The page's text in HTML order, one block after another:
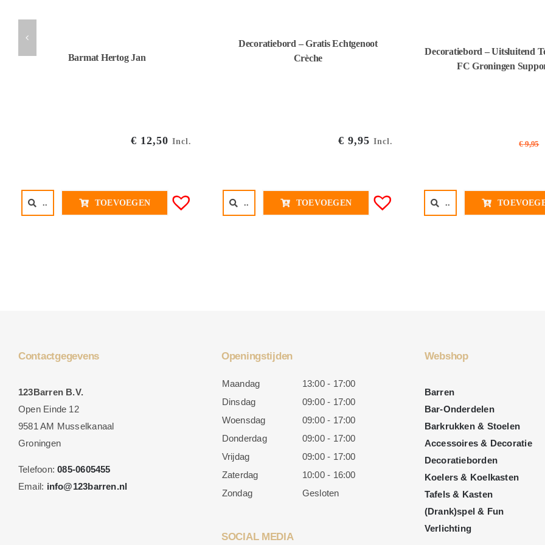
Barmat Hertog Jan
€ 12,50 Incl.
.. TOEVOEGEN
Decoratiebord – Gratis Echtgenoot
Crèche
€ 9,95 Incl.
.. TOEVOEGEN
Decoratiebord – Uitsluitend
FC Groningen
€9,95
..
Contactgegevens
123Barren B.V.
Open Einde 12
9581 AM Musselkanaal
Groningen
Telefoon:085-0605455
Email: info@123barren.nl
Openingstijden
Maandag
13:00 - 17:00
Dinsdag
09:00 - 17:00
Woensdag
09:00 - 17:00
Donderdag
09:00 - 17:00
Vrijdag
09:00 - 17:00
Zaterdag
10:00 - 16:00
Zondag
Gesloten
SOCIAL MEDIA
Webshop
Barren
Bar-Onderdelen
Barkrukken & Stoelen
Accessoires & Decoratie
Decoratieborden
Koelers & Koelkasten
Tafels & Kasten
(Drank)spel & Fun
Verlichting